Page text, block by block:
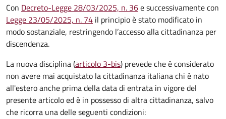
Con Decreto-Legge 28/03/2025, n. 36e successivamente con
Legge 23/05/2025, n. 74 il principio è stato modificato in
modo sostanziale, restringendo l’accesso alla cittadinanza per
discendenza.
La nuova disciplina (articolo 3-bis) prevede cheèconsiderato
non avere mai acquistato la cittadinanza italiana chi è nato
all'estero anche prima della data di entrata in vigore del
presente articolo ed è in possesso di altra cittadinanza, salvo
che ricorra una delle seguenti condizioni: